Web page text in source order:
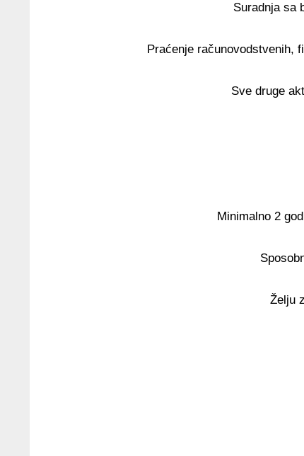
Suradnja sa
Praćenje računovodstvenih,
Sve druge
Minimalno 2
Želju